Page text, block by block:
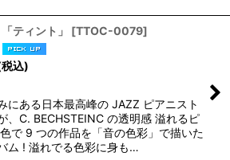
ティント」 [TTOC-0079]
込)
にある日本最高峰の JAZZ ピアニスト
、C. BECHSTEINC の透明感 溢れるピ
で 9 つの作品を「音の色彩」で描いた
ム ! 溢れでる色彩に身も…